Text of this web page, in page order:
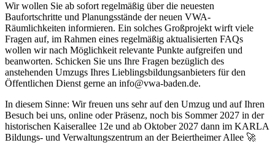
Wir wollen Sie ab sofort regelmäßig über die neuesten
Baufortschritte und Planungsstände der neuen VWA-
Räumlichkeiten informieren. Ein solches Großprojekt wirft viele
Fragen auf, im Rahmen eines regelmäßig aktualisierten FAQs
wollen wir nach Möglichkeit relevante Punkte aufgreifen und
beanworten. Schicken Sie uns Ihre Fragen bezüglich des
anstehenden Umzugs Ihres Lieblingsbildungsanbieters für den
Öffentlichen Dienst gerne an info@vwa-baden.de.
In diesem Sinne: Wir freuen uns sehr auf den Umzug und auf Ihren
Besuch bei uns, online oder Präsenz, noch bis Sommer 2027 in der
historischen Kaiserallee 12e und ab Oktober 2027 dann im KARLA
Bildungs- und Verwaltungszentrum an der Beiertheimer Allee 🚀